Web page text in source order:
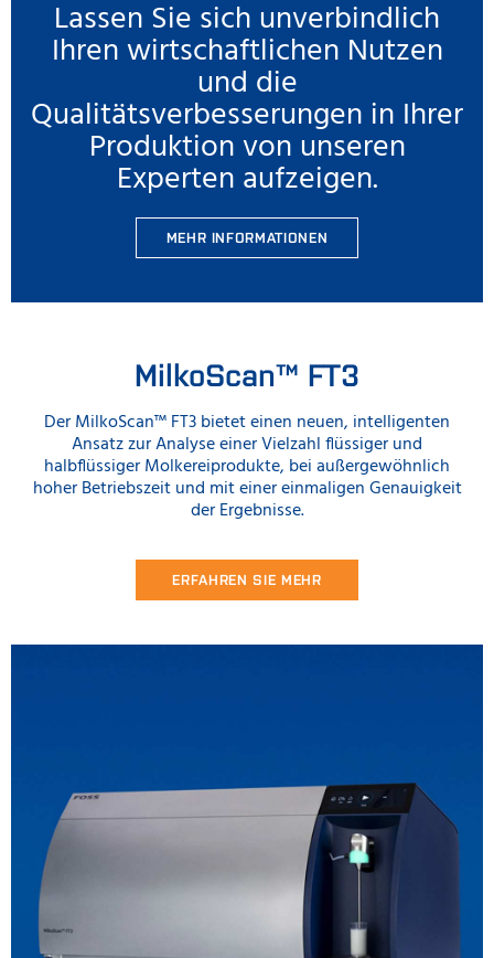
Lassen Sie sich unverbindlich
Ihren wirtschaftlichen Nutzen
und die
Qualitätsverbesserungen in Ihrer
Produktion von unseren
Experten aufzeigen.
MEHR INFORMATIONEN
MilkoScan™ FT3
Der MilkoScan™ FT3 bietet einen neuen, intelligenten
Ansatz zur Analyse einer Vielzahl flüssiger und
halbflüssiger Molkereiprodukte, bei außergewöhnlich
hoher Betriebszeit und mit einer einmaligen Genauigkeit
der Ergebnisse.
ERFAHREN SIE MEHR